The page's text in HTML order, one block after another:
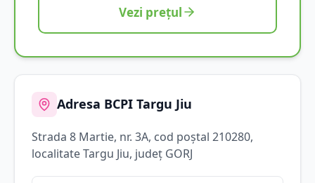
Vezi prețul
Adresa BCPI Targu Jiu
Strada 8 Martie, nr. 3A, cod poștal 210280,
localitateTargu Jiu, județ GORJ